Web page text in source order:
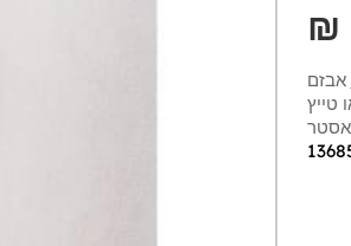
₪‎
אבזם
טייץ